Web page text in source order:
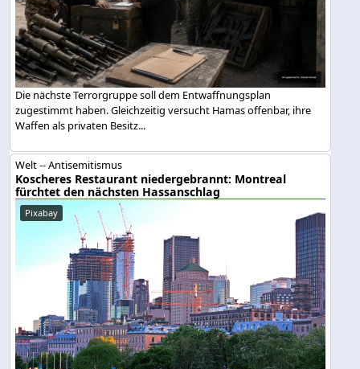
Die nächste Terrorgruppe soll dem Entwaffnungsplan
zugestimmt haben. Gleichzeitig versucht Hamas offenbar, ihre
Waffen als privaten Besitz...
Welt -- Antisemitismus
Koscheres Restaurant niedergebrannt: Montreal
fürchtet den nächsten Hassanschlag
Pixabay